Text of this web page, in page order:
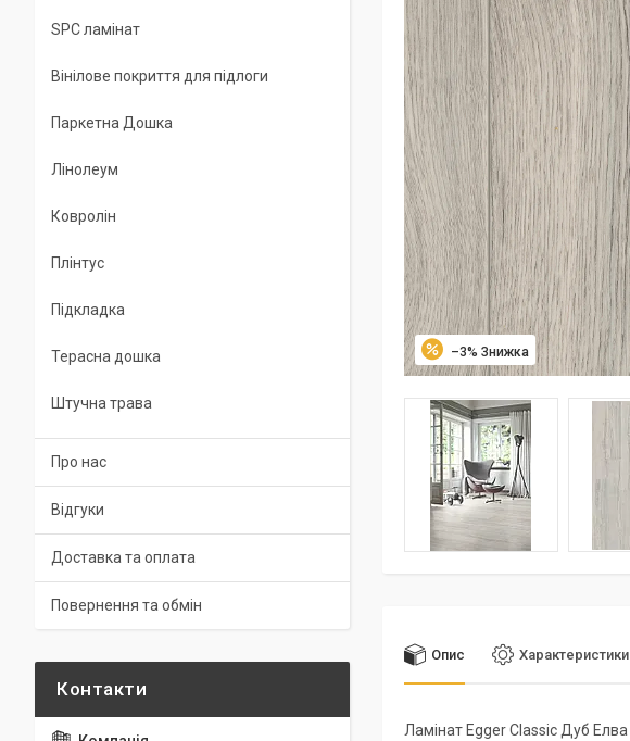
–3%
Опис Характеристики
Ламінат Egger Classic Дуб Елва
SPC ламінат
Вінілове покриття для підлоги
Паркетна Дошка
Лінолеум
Ковролін
Плінтус
Підкладка
Терасна дошка
Штучна трава
Про нас
Відгуки
Доставка та оплата
Повернення та обмін